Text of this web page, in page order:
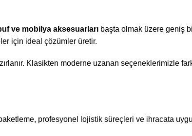
ve mobilya aksesuarları başta olmak üzere geniş
için ideal çözümler üretir.
Klasikten moderne uzanan seçeneklerimizle
profesyonel lojistik süreçleri ve ihracata